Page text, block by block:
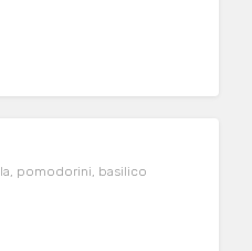
pomodorini, basilico